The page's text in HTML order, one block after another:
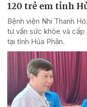
120 trẻ em tỉnh
Bệnh viện Nhi Thanh
tư vấn sức khỏe và cấp
tại tỉnh Hủa Phăn.